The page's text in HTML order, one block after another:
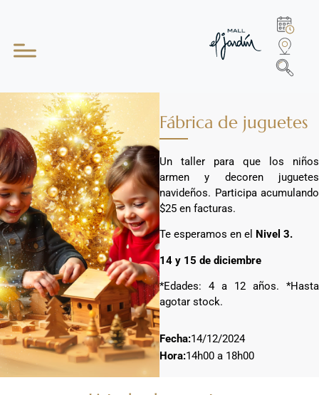
Fábrica de juguetes
Un taller para que los niños
armen y decoren juguetes
navideños. Participa acumulando
$25 en facturas.
Te esperamos en el Nivel 3.
14 y 15 de diciembre
*Edades: 4 a 12 años. *Hasta
agotar stock.
Fecha:14/12/2024
Hora:14h00 a 18h00